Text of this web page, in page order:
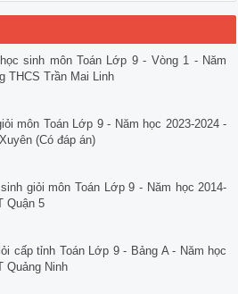
sinh môn Toán Lớp 9 - Vòng 1 - Năm
THCS Trần Mai Linh
môn Toán Lớp 9 - Năm học 2023-2024 -
(Có đáp án)
giỏi môn Toán Lớp 9 - Năm học 2014-
Quận 5
cấp tỉnh Toán Lớp 9 - Bảng A - Năm học
Quảng Ninh